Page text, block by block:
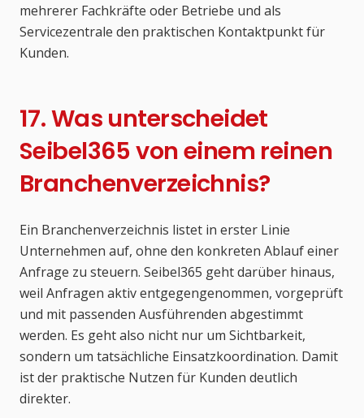
mehrerer Fachkräfte oder Betriebe und als
Servicezentrale den praktischen Kontaktpunkt für
Kunden.
17. Was unterscheidet
Seibel365 von einem reinen
Branchenverzeichnis?
Ein Branchenverzeichnis listet in erster Linie
Unternehmen auf, ohne den konkreten Ablauf einer
Anfrage zu steuern. Seibel365 geht darüber hinaus,
weil Anfragen aktiv entgegengenommen, vorgeprüft
und mit passenden Ausführenden abgestimmt
werden. Es geht also nicht nur um Sichtbarkeit,
sondern um tatsächliche Einsatzkoordination. Damit
ist der praktische Nutzen für Kunden deutlich
direkter.